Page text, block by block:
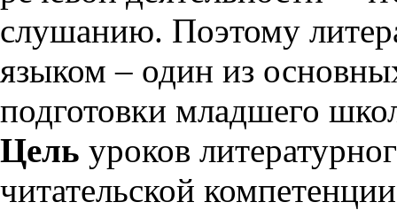
слушанию. Поэтому
языком – один из
подготовки младшего
Цель уроков
читательской